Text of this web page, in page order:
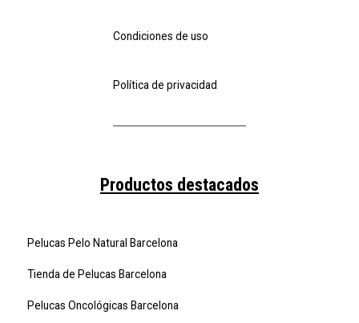
Condiciones de uso
Política de privacidad
Productos destacados
Pelucas Pelo Natural Barcelona
Tienda de Pelucas Barcelona
Pelucas Oncológicas Barcelona